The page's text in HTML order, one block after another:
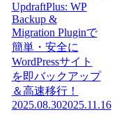
UpdraftPlus: WP
Backup &
Migration Pluginで
簡単・安全に
WordPressサイト
を即バックアップ
＆高速移行！
2025.08.302025.11.16